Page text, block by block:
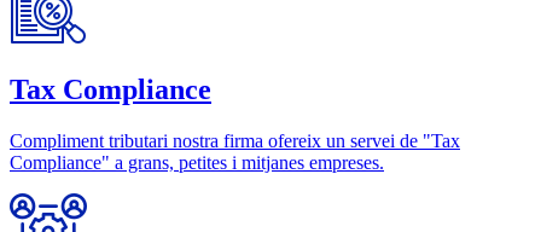
Tax Compliance
Compliment tributari nostra firma ofereix un servei de "Tax
Compliance" a grans, petites i mitjanes empreses.